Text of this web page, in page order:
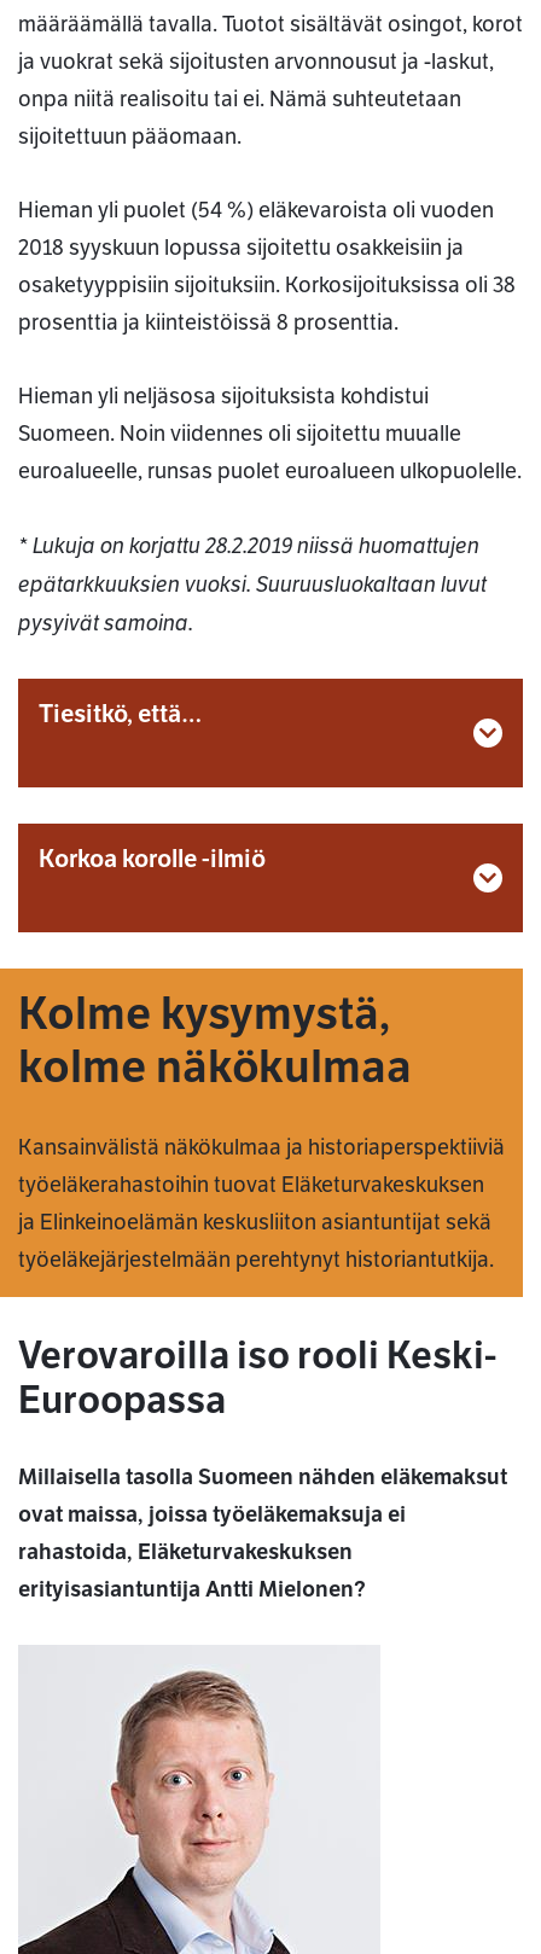
määräämällä tavalla. Tuotot sisältävät osingot, korot
ja vuokrat sekä sijoitusten arvonnousut ja -laskut,
onpa niitä realisoitu tai ei. Nämä suhteutetaan
sijoitettuun pääomaan.
Hieman yli puolet (54 %) eläkevaroista oli vuoden
2018 syyskuun lopussa sijoitettu osakkeisiin ja
osaketyyppisiin sijoituksiin. Korkosijoituksissa oli 38
prosenttia ja kiinteistöissä 8 prosenttia.
Hieman yli neljäsosa sijoituksista kohdistui
Suomeen. Noin viidennes oli sijoitettu muualle
euroalueelle, runsas puolet euroalueen ulkopuolelle.
* Lukuja on korjattu 28.2.2019 niissä huomattujen
epätarkkuuksien vuoksi. Suuruusluokaltaan luvut
pysyivät samoina.
Tiesitkö, että…
Korkoa korolle -ilmiö
Kolme kysymystä,
kolme näkökulmaa
Kansainvälistä näkökulmaa ja historiaperspektiiviä
työeläkerahastoihin tuovat Eläketurvakeskuksen
ja Elinkeinoelämän keskusliiton asiantuntijat sekä
työeläkejärjestelmään perehtynyt historiantutkija.
Verovaroilla iso rooli Keski-
Euroopassa
Millaisella tasolla Suomeen nähden eläkemaksut
ovat maissa, joissa työeläkemaksuja ei
rahastoida, Eläketurvakeskuksen
erityisasiantuntija Antti Mielonen?